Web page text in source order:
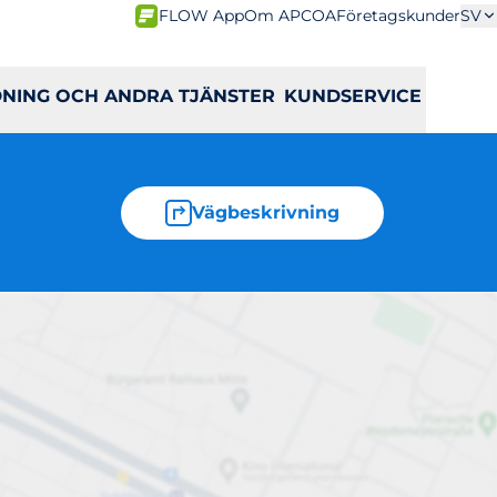
FLOW AppOm APCOAFöretagskunderSV
OCH ANDRA TJÄNSTER KUNDSERVICE
Vägbeskrivning